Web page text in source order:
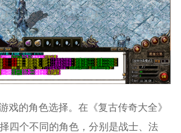
戏的角色选择。在《复古传奇大全》
四个不同的角色，分别是战士、法